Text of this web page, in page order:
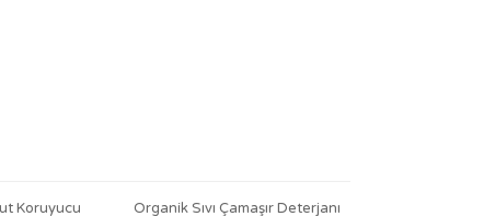
Koruyucu Organik Sıvı Çamaşır Deterjanı